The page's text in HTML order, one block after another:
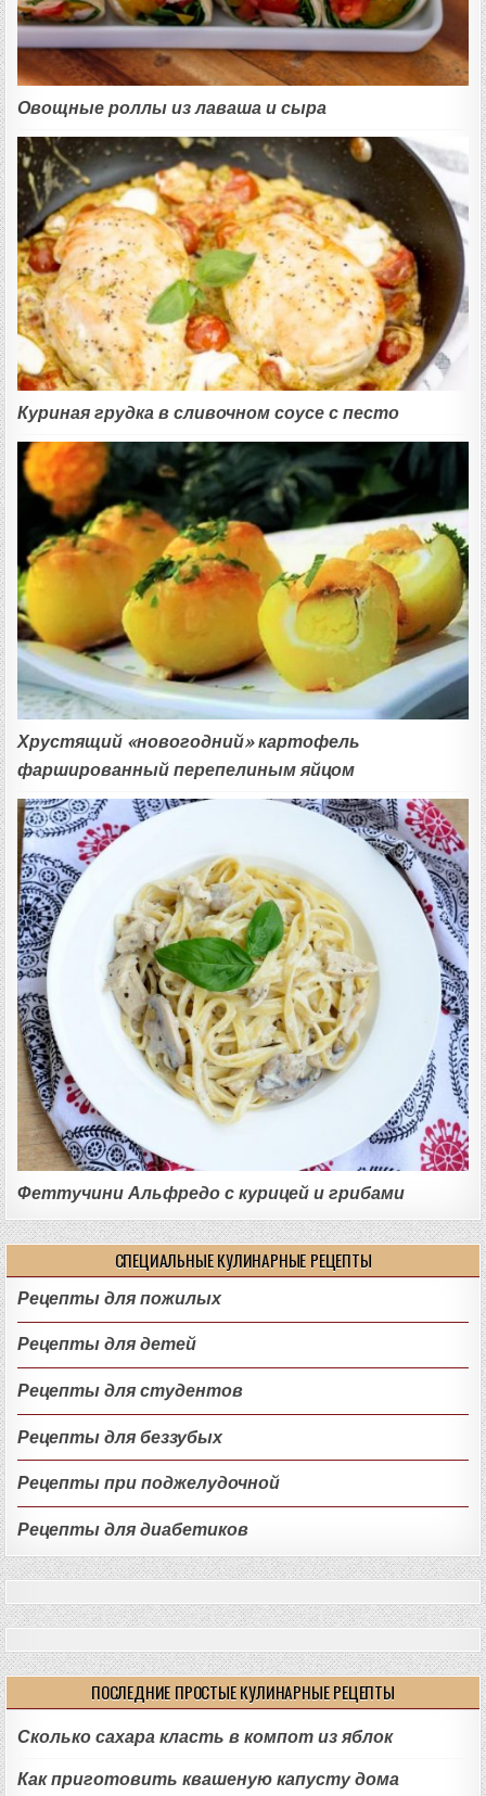
Овощные роллы из лаваша и сыра
Куриная грудка в сливочном соусе с песто
Хрустящий «новогодний» картофель
фаршированный перепелиным яйцом
Феттучини Альфредо с курицей и грибами
СПЕЦИАЛЬНЫЕ КУЛИНАРНЫЕ РЕЦЕПТЫ
Рецепты для пожилых
Рецепты для детей
Рецепты для студентов
Рецепты для беззубых
Рецепты при поджелудочной
Рецепты для диабетиков
ПОСЛЕДНИЕ ПРОСТЫЕ КУЛИНАРНЫЕ РЕЦЕПТЫ
Сколько сахара класть в компот из яблок
Как приготовить квашеную капусту дома